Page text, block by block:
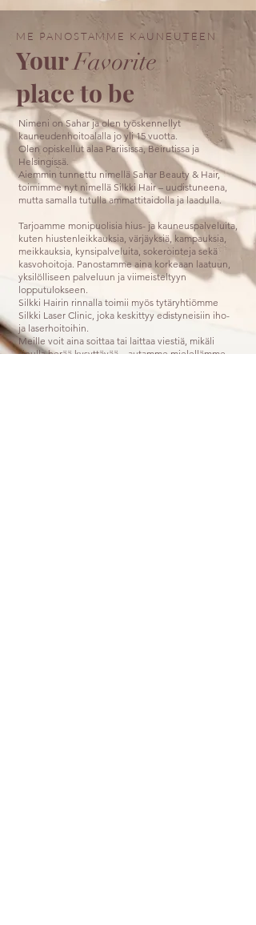
ME PANOSTAMME KAUNEUTEEN
YourFavorite
place to be
Nimeni on Sahar ja olen työskennellyt
kauneudenhoitoalalla jo yli 15 vuotta.
Olen opiskellut alaa Pariisissa, Beirutissa ja
Helsingissä.
Aiemmin tunnettu nimellä Sahar Beauty & Hair,
toimimme nyt nimellä Silkki Hair – uudistuneena,
mutta samalla tutulla ammattitaidolla ja laadulla.
Tarjoamme monipuolisia hius- ja kauneuspalveluita,
kuten hiustenleikkauksia, värjäyksiä, kampauksia,
meikkauksia, kynsipalveluita, sokerointeja sekä
kasvohoitoja. Panostamme aina korkeaan laatuun,
yksilölliseen palveluun ja viimeisteltyyn
lopputulokseen.
Silkki Hairin rinnalla toimii myös tytäryhtiömme
Silkki Laser Clinic, joka keskittyy edistyneisiin iho-
ja laserhoitoihin.
Meille voit aina soittaa tai laittaa viestiä, mikäli
sinulla herää kysyttävää – autamme mielellämme.